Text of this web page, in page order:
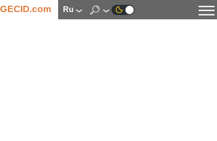
GECID.com ru